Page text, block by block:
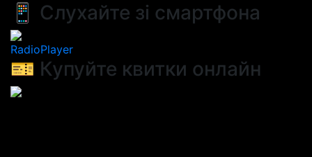
📱 Слухайте зі смартфона
RadioPlayer
🎫 Купуйте квитки онлайн